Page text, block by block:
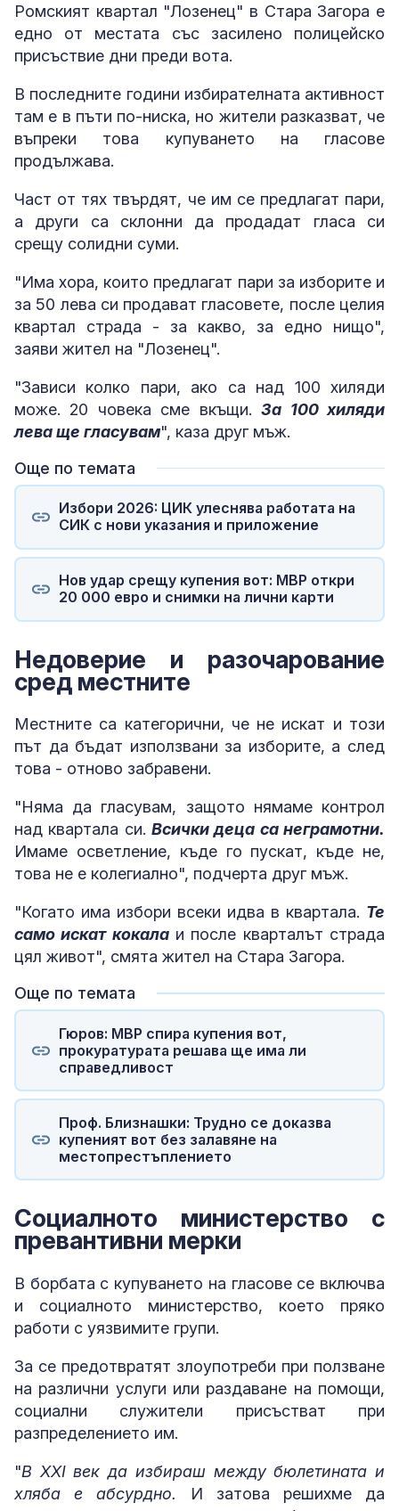
Ромският квартал "Лозенец" в Стара Загора е
едно от местата със засилено полицейско
присъствие дни преди вота.
В последните години избирателната активност
там е в пъти по-ниска, но жители разказват, че
въпреки това купуването на гласове
продължава.
Част от тях твърдят, че им се предлагат пари,
а други са склонни да продадат гласа си
срещу солидни суми.
"Има хора, които предлагат пари за изборите и
за 50 лева си продават гласовете, после целия
квартал страда - за какво, за едно нищо",
заяви жител на "Лозенец".
"Зависи колко пари, ако са над 100 хиляди
може. 20 човека сме вкъщи.За 100 хиляди
лева ще гласувам", каза друг мъж.
Още по темата
Избори 2026: ЦИК улеснява работата на
СИК с нови указания и приложение
Нов удар срещу купения вот: МВР откри
20 000 евро и снимки на лични карти
Недоверие и разочарование
сред местните
Местните са категорични, че не искат и този
път да бъдат използвани за изборите, а след
това - отново забравени.
"Няма да гласувам, защото нямаме контрол
над квартала си. Всички деца са неграмотни.
Имаме осветление, къде го пускат, къде не,
това не е колегиално", подчерта друг мъж.
"Когато има избори всеки идва в квартала. Те
само искат кокалаи после кварталът страда
цял живот", смята жител на Стара Загора.
Още по темата
Гюров: МВР спира купения вот,
прокуратурата решава ще има ли
справедливост
Проф. Близнашки: Трудно се доказва
купеният вот без залавяне на
местопрестъплението
Социалното министерство с
превантивни мерки
В борбата с купуването на гласове се включва
и социалното министерство, което пряко
работи с уязвимите групи.
За се предотвратят злоупотреби при ползване
на различни услуги или раздаване на помощи,
социални служители присъстват при
разпределението им.
"В XXI век да избираш между бюлетината и
хляба е абсурдно.
И затова решихме да